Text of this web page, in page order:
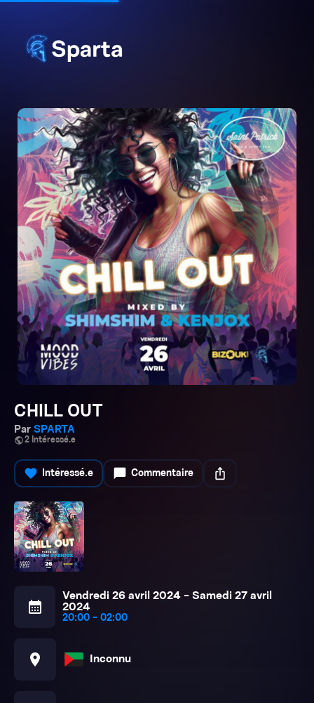
CHILL OUT
Par SPARTA
public2 Intéressé.e
favorite Intéressé.e chat_bubble Commentaire ios_share
calendar_month
Vendredi 26 avril 2024 - Samedi 27 avril
2024
20:00 - 02:00
location_on Inconnu